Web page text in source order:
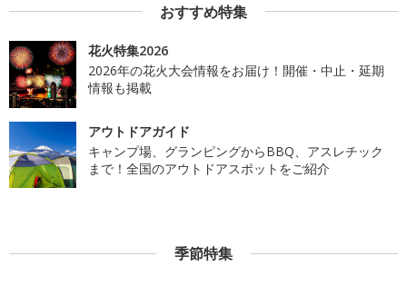
おすすめ特集
花火特集2026
2026年の花火大会情報をお届け！開催・中止・延期
情報も掲載
アウトドアガイド
キャンプ場、グランピングからBBQ、アスレチック
まで！全国のアウトドアスポットをご紹介
季節特集